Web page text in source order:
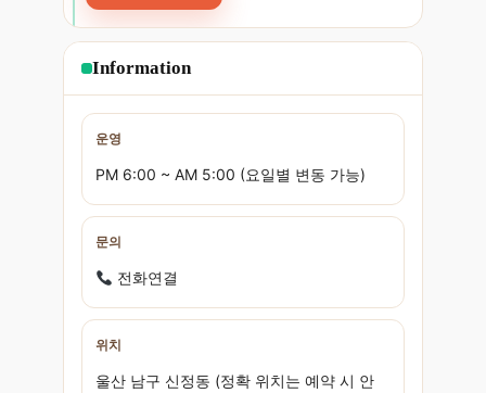
Information
운영
PM 6:00 ~ AM 5:00 (요일별 변동 가능)
문의
전화연결
위치
울산 남구 신정동 (정확 위치는 예약 시 안